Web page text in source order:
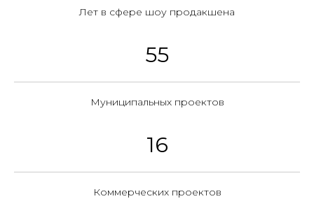
Лет в сфере шоу продакшена
55
Муниципальных проектов
16
Коммерческих проектов